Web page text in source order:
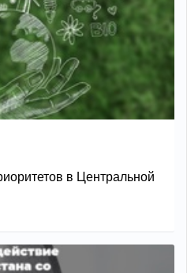
в Центральной